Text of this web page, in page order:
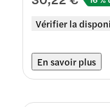
Vérifier la
En savoir plus